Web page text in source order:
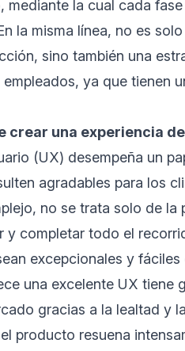
mediante la cual cada
la misma línea, no es
sino también una
ya que tienen
crear una experiencia
(UX) desempeña un
agradables para los
no se trata solo de la
y completar todo el
excepcionales y fáciles
una excelente UX tiene
gracias a la lealtad y
producto resuena